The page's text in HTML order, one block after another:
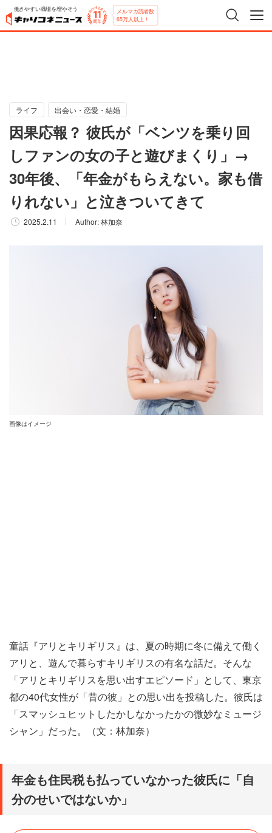
働きやすい職場を増やそう メルマガ読者数
65万人以上！
ライフ 出会い・恋愛・結婚
因果応報？ 彼氏が「ベンツを乗り回
しファンの女の子と遊びまくり」→
30年後、「年金がもらえない。家も借
りれない」と泣きついてきて
2025.2.11 Author:林加奈
画像はイメージ
童話『アリとキリギリス』は、夏の時期に冬に備えて働く
アリと、遊んで暮らすキリギリスの有名な話だ。そんな
「アリとキリギリスを思い出すエピソード」として、東京
都の40代女性が「昔の彼」との思い出を投稿した。彼氏は
「スマッシュヒットしたかしなかったかの微妙なミュージ
シャン」だった。（文：林加奈）
年金も住民税も払っていなかった彼氏に「自
分のせいではないか」